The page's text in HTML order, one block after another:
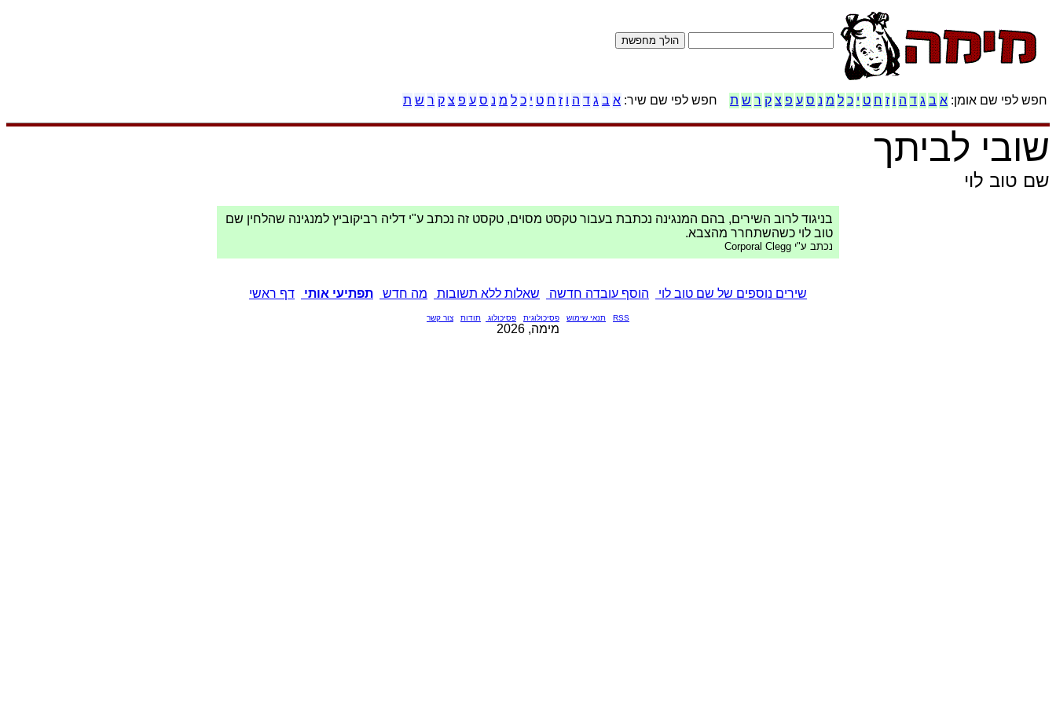
חפש לפי שם אומן: א ב ג ד ה ו ז ח ט י כ ל מ נ ס ע פ צ ק ר ש ת חפש לפי שם שיר: א ב ג ד ה ו ז ח ט י כ ל מ נ ס ע פ צ ק ר ש ת
שובי לביתך
שם טוב לוי
בניגוד לרוב השירים, בהם המנגינה נכתבת בעבור טקסט מסוים, טקסט זה נכתב ע"י דליה רביקוביץ למנגינה שהלחין שם
טוב לוי כשהשתחרר מהצבא.
נכתב ע"י Corporal Clegg
שירים נוספים של שם טוב לוי הוסף עובדה חדשה שאלות ללא תשובות מה חדש תפתיעי אותי דף ראשי
RSS תנאי שימוש פסיכולוגית פסיכולוג תודות צור קשר
מימה, 2026